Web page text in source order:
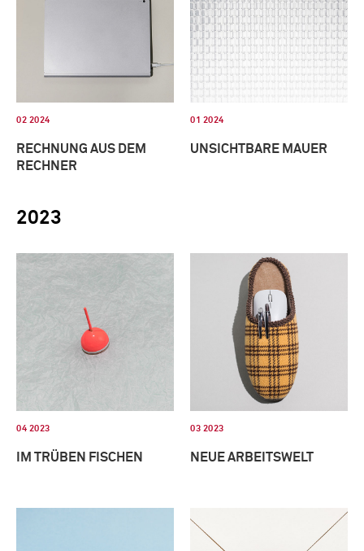
02 2024
RECHNUNG AUS DEM
RECHNER
01 2024
UNSICHTBARE MAUER
2023
04 2023
IM TRÜBEN FISCHEN
03 2023
NEUE ARBEITSWELT